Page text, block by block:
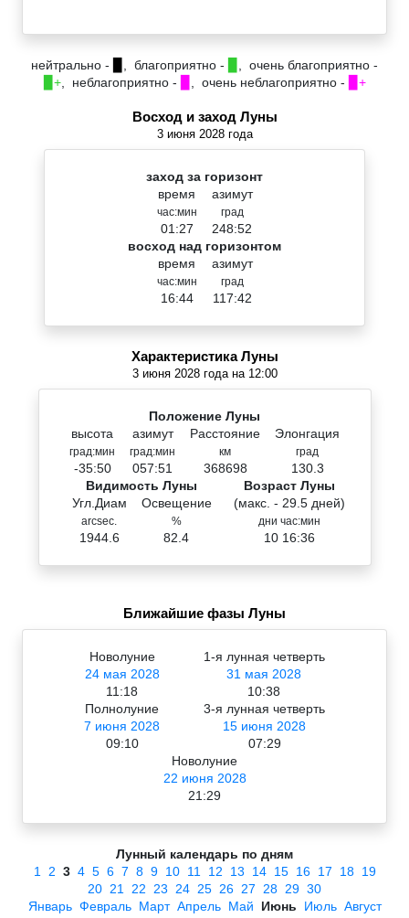
нейтрально - , благоприятно -
, очень благоприятно -
▉+, неблагоприятно - , очень неблагоприятно - ▉+
Восход и заход Луны
3 июня 2028 года
заход за горизонт
время
час:мин
01:27
азимут
град
248:52
восход над горизонтом
время
час:мин
16:44
азимут
град
117:42
Характеристика Луны
3 июня 2028 года на 12:00
Положение Луны
высота
град:мин
-35:50
азимут
град:мин
057:51
Расстояние
км
368698
Элонгация
град
130.3
Видимость Луны
Угл.Диам
arcsec.
1944.6
Освещение
%
82.4
Возраст Луны
(макс. - 29.5 дней)
дни час:мин
10 16:36
Ближайшие фазы Луны
Новолуние
24 мая 2028
11:18
1-я лунная четверть
31 мая 2028
10:38
Полнолуние
7 июня 2028
09:10
3-я лунная четверть
15 июня 2028
07:29
Новолуние
22 июня 2028
21:29
Лунный календарь по дням
1
2 3 4 5 6 7 8 9 10 11 12 13 14 15 16 17 18 19
20 21 22 23 24 25 26 27 28 29 30
Январь Февраль Март Апрель Май Июнь Июль Август